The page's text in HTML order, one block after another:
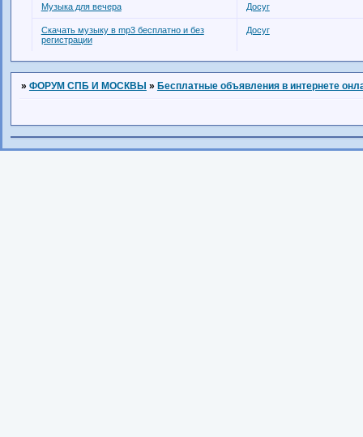
Музыка для вечера Досуг
Скачать музыку в mp3 бесплатно и без
регистрации
Досуг
» ФОРУМ СПБ И МОСКВЫ » Бесплатные объявления в интернете